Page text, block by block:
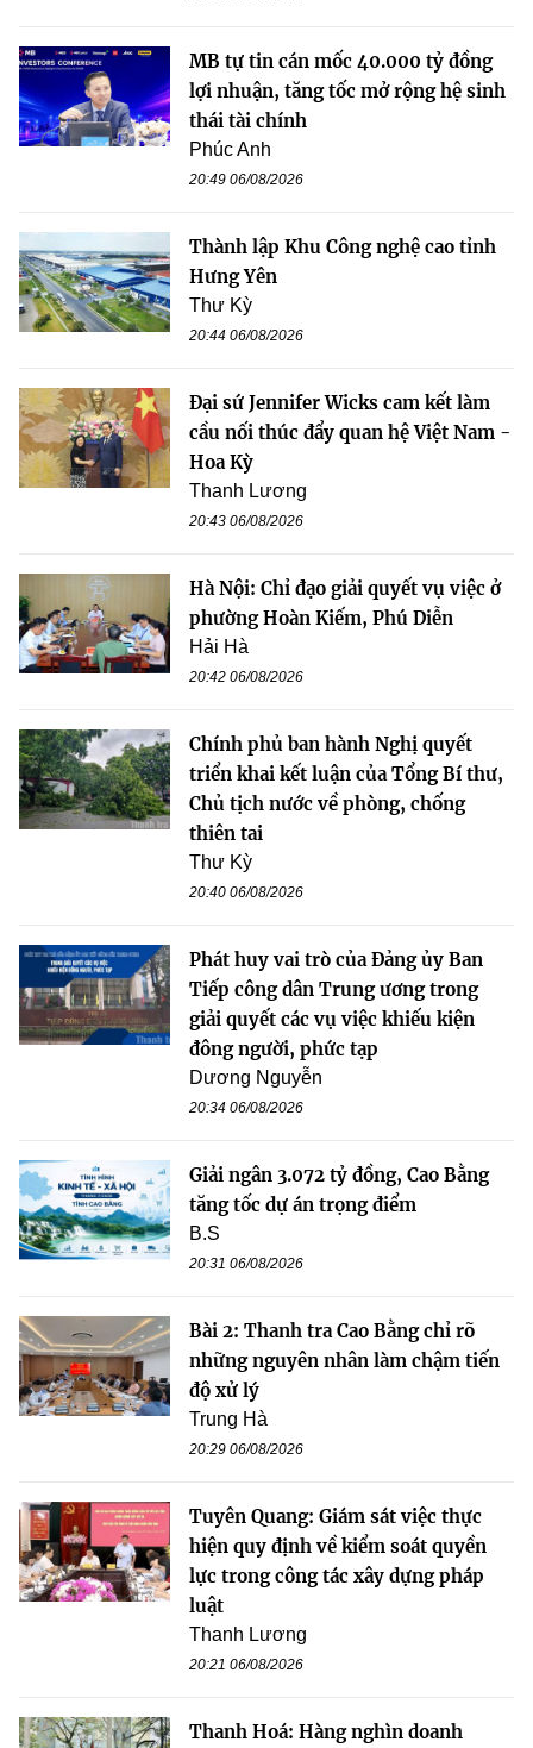
MB tự tin cán mốc 40.000 tỷ đồng
lợi nhuận, tăng tốc mở rộng hệ sinh
thái tài chính
Phúc Anh
20:49 06/08/2026
Thành lập Khu Công nghệ cao tỉnh
Hưng Yên
Thư Kỳ
20:44 06/08/2026
Đại sứ Jennifer Wicks cam kết làm
cầu nối thúc đẩy quan hệ Việt Nam -
Hoa Kỳ
Thanh Lương
20:43 06/08/2026
Hà Nội: Chỉ đạo giải quyết vụ việc ở
phường Hoàn Kiếm, Phú Diễn
Hải Hà
20:42 06/08/2026
Chính phủ ban hành Nghị quyết
triển khai kết luận của Tổng Bí thư,
Chủ tịch nước về phòng, chống
thiên tai
Thư Kỳ
20:40 06/08/2026
Phát huy vai trò của Đảng ủy Ban
Tiếp công dân Trung ương trong
giải quyết các vụ việc khiếu kiện
đông người, phức tạp
Dương Nguyễn
20:34 06/08/2026
Giải ngân 3.072 tỷ đồng, Cao Bằng
tăng tốc dự án trọng điểm
B.S
20:31 06/08/2026
Bài 2: Thanh tra Cao Bằng chỉ rõ
những nguyên nhân làm chậm tiến
độ xử lý
Trung Hà
20:29 06/08/2026
Tuyên Quang: Giám sát việc thực
hiện quy định về kiểm soát quyền
lực trong công tác xây dựng pháp
luật
Thanh Lương
20:21 06/08/2026
Thanh Hoá: Hàng nghìn doanh